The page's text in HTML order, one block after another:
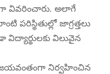
వివరించారు. అలాగే
పరిస్థితుల్లో జాగ్రత్తలు
విలువైన
నిర్వహించిన